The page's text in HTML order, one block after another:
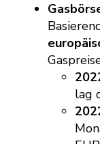
lag